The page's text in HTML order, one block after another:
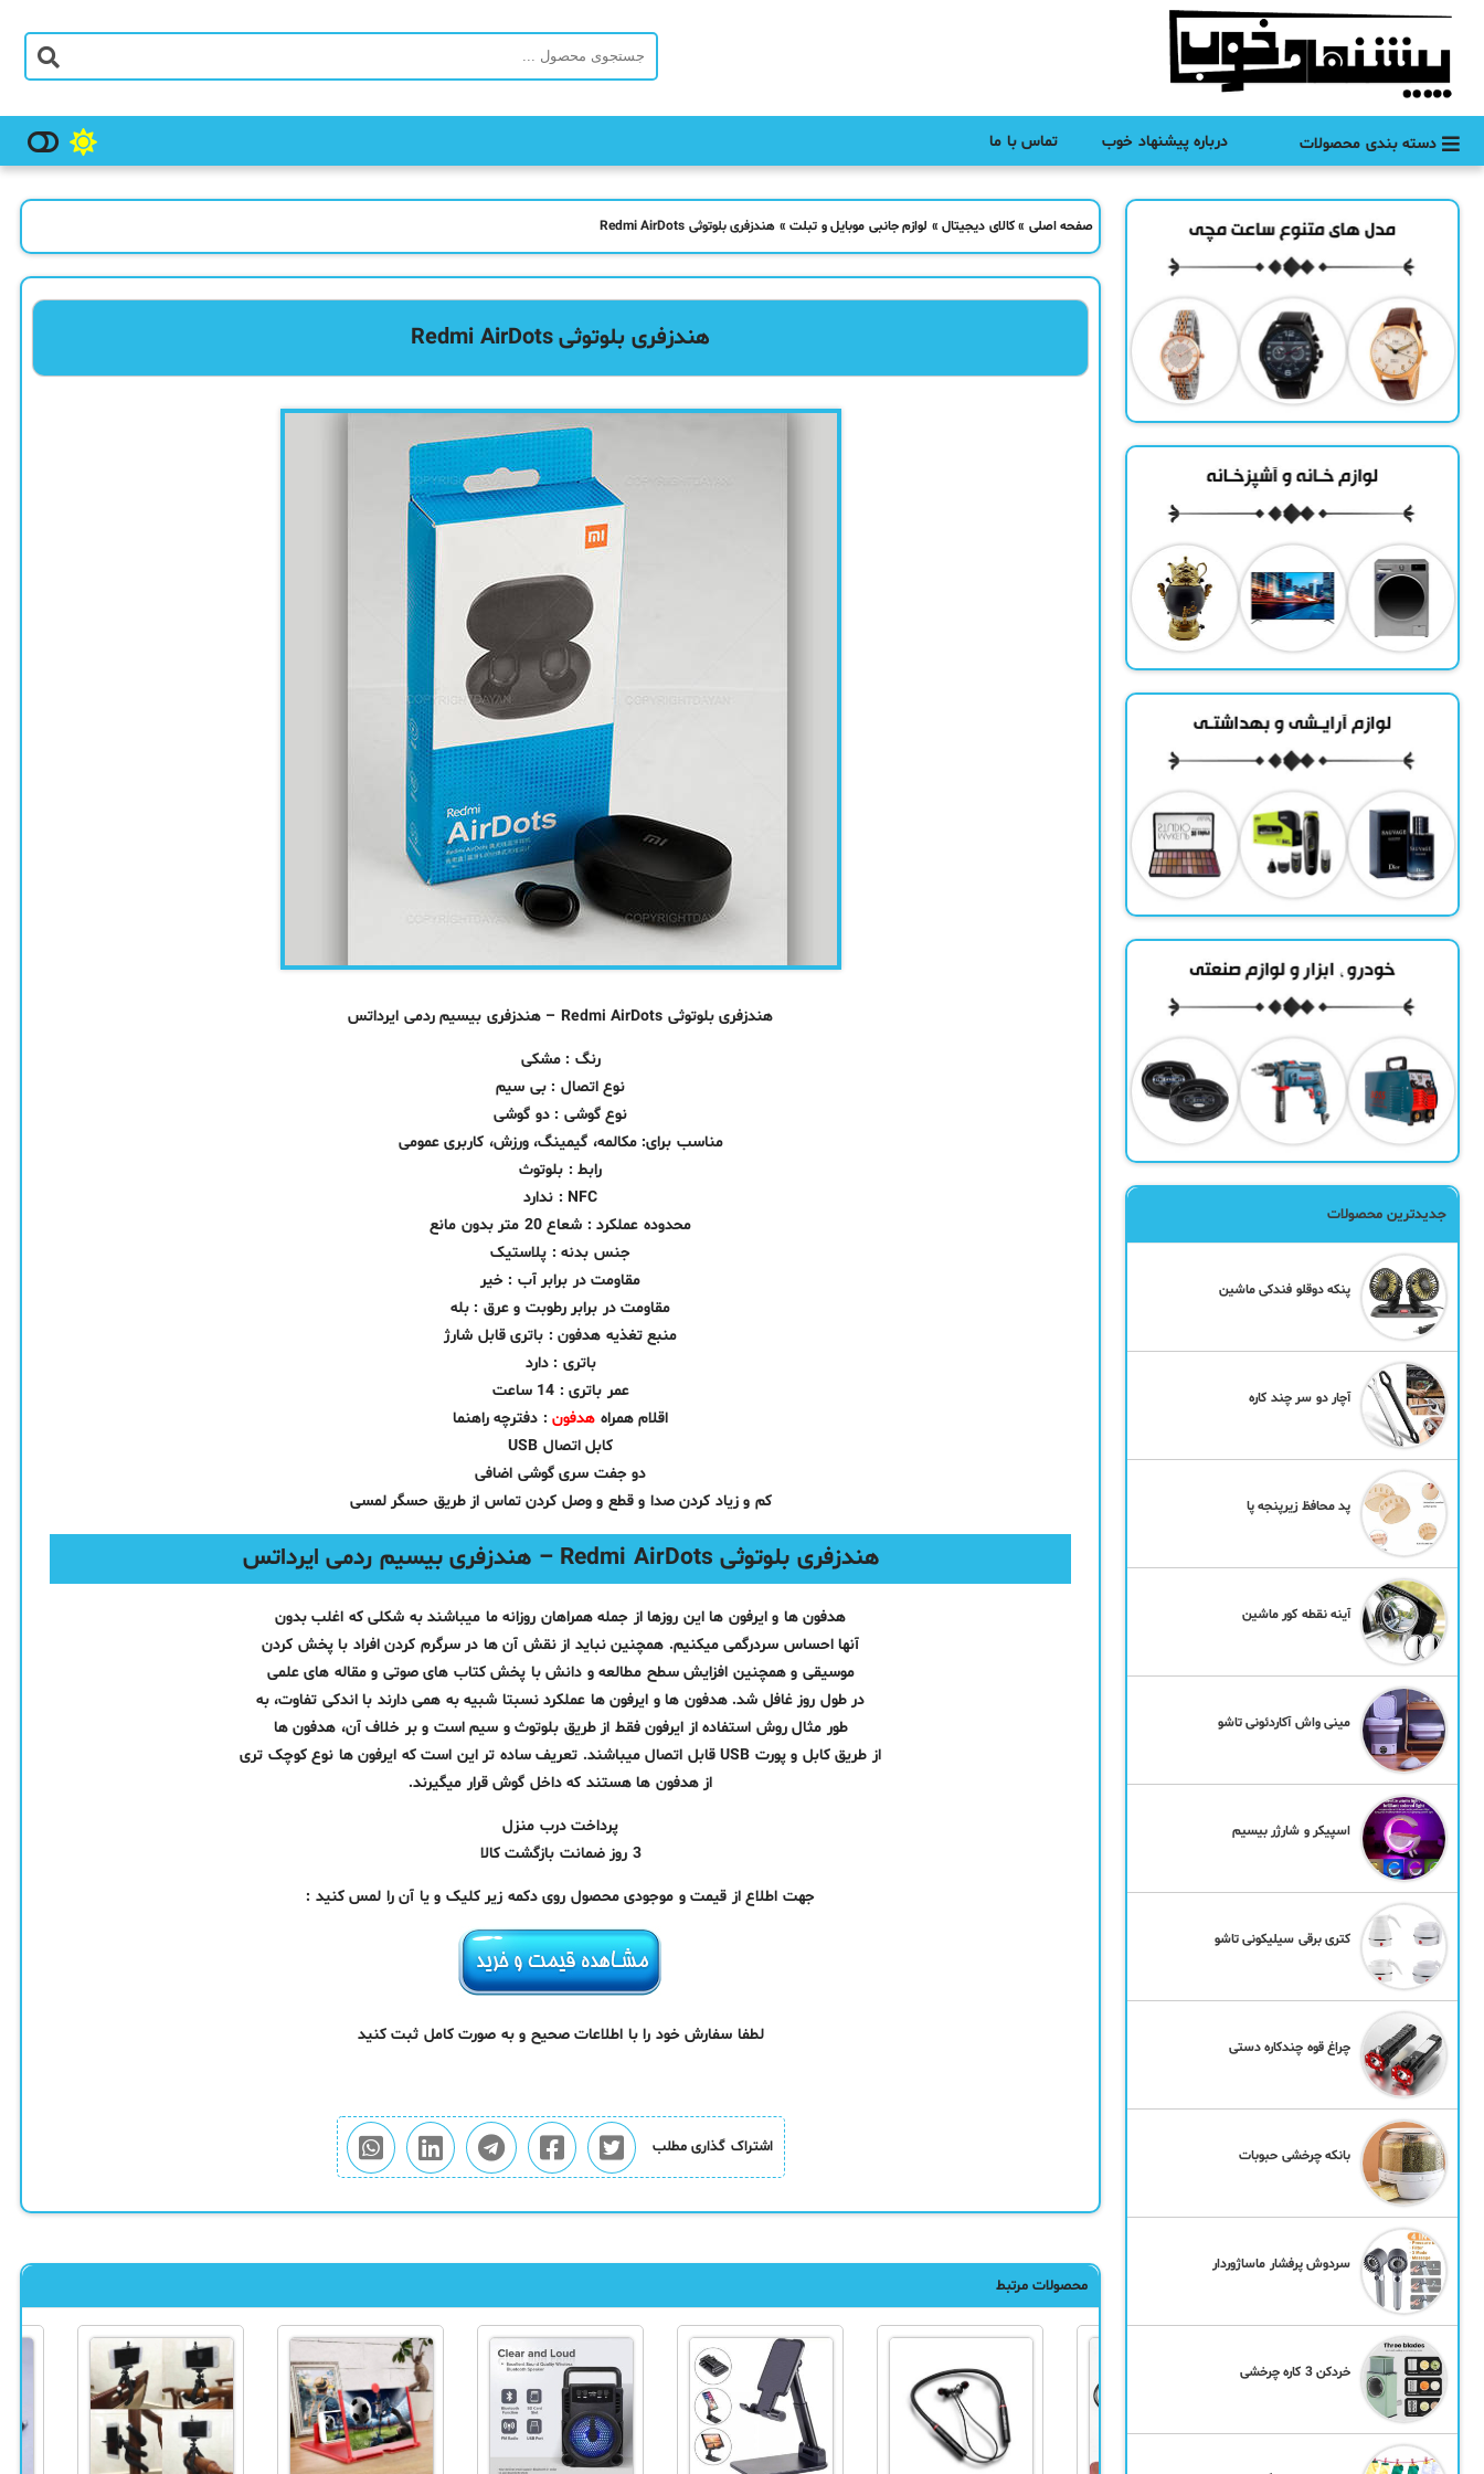
دسته بندی محصولات درباره پیشنهاد خوب تماس با ما
صفحه اصلی »کالای دیجیتال » لوازم جانبی موبایل و تبلت » هندزفری بلوتوثی Redmi AirDots
هندزفری بلوتوثی Redmi AirDots
هندزفری بلوتوثی Redmi AirDots – هندزفری بیسیم ردمی ایرداتس
رنگ : مشکی
نوع اتصال : بی سیم
نوع گوشی : دو گوشی
مناسب برای: مکالمه، گیمینگ، ورزش، کاربری عمومی
رابط : بلوتوث
NFC : ندارد
محدوده عملکرد : شعاع 20 متر بدون مانع
جنس بدنه : پلاستیک
مقاومت در برابر آب : خیر
مقاومت در برابر رطوبت و عرق : بله
منبع تغذیه هدفون : باتری قابل شارژ
باتری : دارد
عمر باتری : 14 ساعت
اقلام همراه هدفون: دفترچه راهنما
کابل اتصال USB
دو جفت سری گوشی اضافی
کم و زیاد کردن صدا و قطع و وصل کردن تماس از طریق حسگر لمسی
هندزفری بلوتوثی Redmi AirDots – هندزفری بیسیم ردمی ایرداتس
هدفون ها و ایرفون ها این روزها از جمله همراهان روزانه ما میباشند به شکلی که اغلب بدون
آنها احساس سردرگمی میکنیم. همچنین نباید از نقش آن ها در سرگرم کردن افراد با پخش کردن
موسیقی و همچنین افزایش سطح مطالعه و دانش با پخش کتاب های صوتی و مقاله های علمی
در طول روز غافل شد. هدفون ها و ایرفون ها عملکرد نسبتا شبیه به همی دارند با اندکی تفاوت، به
طور مثال روش استفاده از ایرفون فقط از طریق بلوتوث و سیم است و بر خلاف آن، هدفون ها
از طریق کابل و پورت USB قابل اتصال میباشند. تعریف ساده تر این است که ایرفون ها نوع کوچک تری
از هدفون ها هستند که داخل گوش قرار میگیرند.
پرداخت درب منزل
3 روز ضمانت بازگشت کالا
جهت اطلاع از قیمت و موجودی محصول روی دکمه زیر کلیک و یا آن را لمس کنید :
لطفا سفارش خود را با اطلاعات صحیح و به صورت کامل ثبت کنید
اشتراک گذاری مطلب
محصولات مرتبط
جدیدترین محصولات
پنکه دوقلو فندکی ماشین
آچار دو سر چند کاره
پد محافظ زیرپنجه پا
آینه نقطه کور ماشین
مینی واش آکاردئونی تاشو
اسپیکر و شارژر بیسیم
کتری برقی سیلیکونی تاشو
چراغ قوه چندکاره دستی
بانکه چرخشی حبوبات
سردوش پرفشار ماساژوردار
خردکن 3 کاره چرخشی